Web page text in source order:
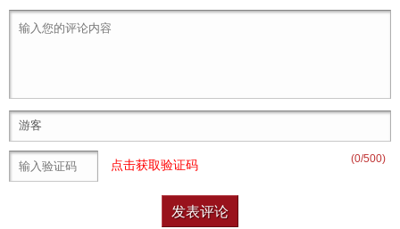
(0/500)
点击获取验证码